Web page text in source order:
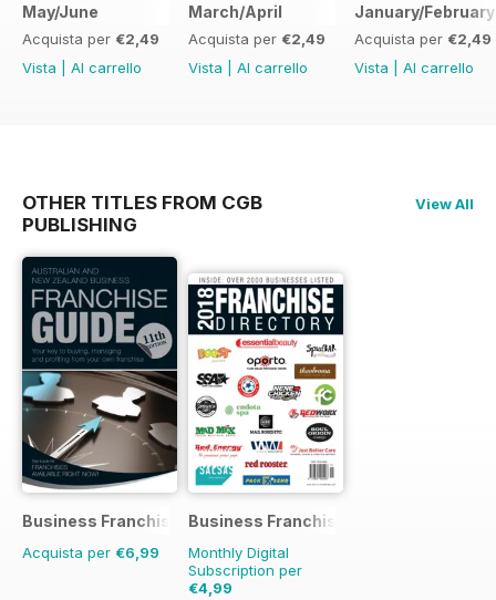
May/June
Acquista per €2,49
Vista
Al carrello
March/April
Acquista per €2,49
Vista
Al carrello
January/February
Acquista per €2,49
Vista
Al carrello
OTHER TITLES FROM CGB
PUBLISHING
View All
Business Franchise Guide
Acquista per €6,99
Business Franchise Directory
Monthly Digital
Subscription per
€4,99